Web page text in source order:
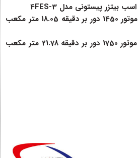
حجم جابجایی مبرد با دور موتور 1450 دور بر دقیقه 18.05 متر مکعب
حجم جابجایی مبرد با دور موتور 1750 دور بر دقیقه 21.78 متر مکعب